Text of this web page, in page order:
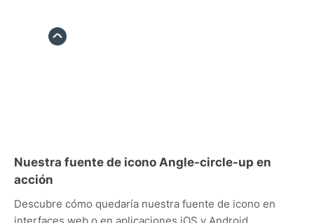
Nuestra fuente de icono Angle-circle-up en
acción
Descubre cómo quedaría nuestra fuente de icono en